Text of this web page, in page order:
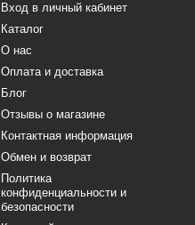
Вход в личный кабинет
Каталог
О нас
Оплата и доставка
Блог
Отзывы о магазине
Контактная информация
Обмен и возврат
Политика
конфиденциальности и
безопасности